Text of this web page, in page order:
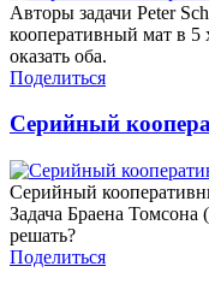
Авторы задачи Peter
кооперативный мат в
оказать оба.
Поделиться
Серийный
Серийный
Задача Браена Томсона
решать?
Поделиться